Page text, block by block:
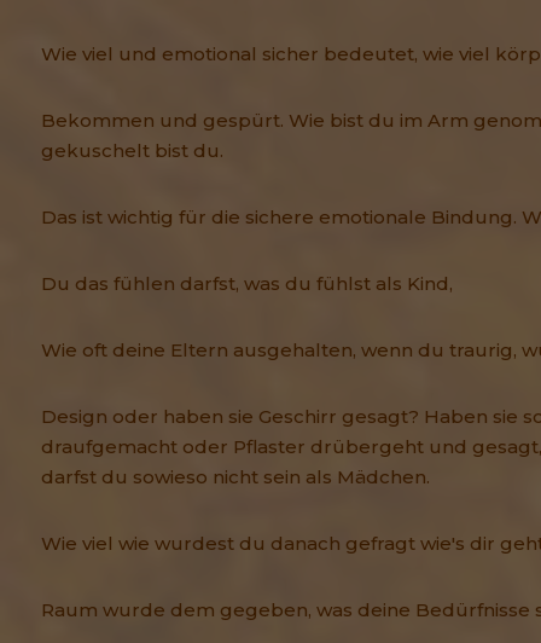
Wie viel und emotional sicher bedeutet, wie viel
Bekommen und gespürt. Wie bist du im Arm
gekuschelt bist du.
Das ist wichtig für die sichere emotionale Bindung.
Du das fühlen darfst, was du fühlst als Kind,
Wie oft deine Eltern ausgehalten, wenn du traurig,
Design oder haben sie Geschirr gesagt? Haben sie
draufgemacht oder Pflaster drübergeht und
darfst du sowieso nicht sein als Mädchen.
Wie viel wie wurdest du danach gefragt wie's dir
Raum wurde dem gegeben, was deine Bedürfnisse